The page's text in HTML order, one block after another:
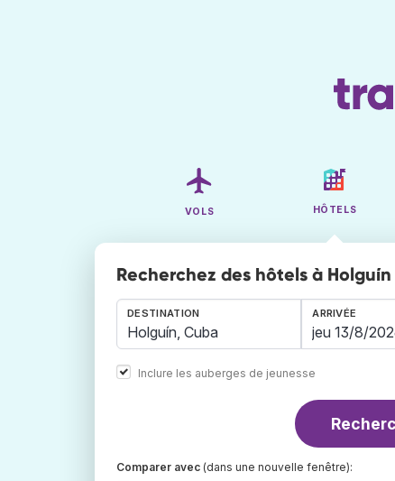
VOLS HÔTELS
Recherchez des hôtels à Holguín
DESTINATION
Inclure les auberges de jeunesse
ARRIVÉE
Comparer avec (dans une nouvelle fenêtre):